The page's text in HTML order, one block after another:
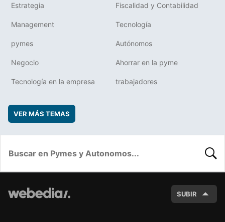
Estrategia Fiscalidad y Contabilidad
Management Tecnología
pymes Autónomos
Negocio Ahorrar en la pyme
Tecnología en la empresa trabajadores
VER MÁS TEMAS
SUBIR